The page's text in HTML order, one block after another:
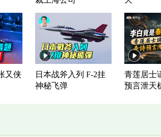
又侠
日本战斧入列 F-2挂
神秘飞弹
青莲居士
预言泄天